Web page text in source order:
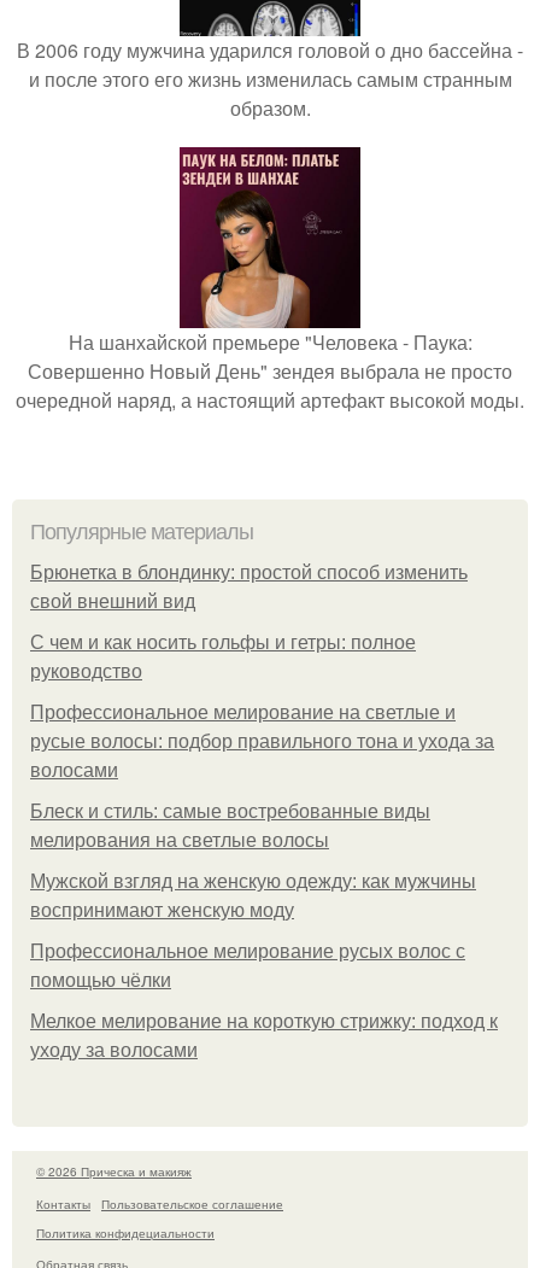
В 2006 году мужчина ударился головой о дно бассейна -
и после этого его жизнь изменилась самым странным
образом.
На шанхайской премьере "Человека - Паука:
Совершенно Новый День" зендея выбрала не просто
очередной наряд, а настоящий артефакт высокой моды.
Популярные материалы
Брюнетка в блондинку: простой способ изменить
свой внешний вид
С чем и как носить гольфы и гетры: полное
руководство
Профессиональное мелирование на светлые и
русые волосы: подбор правильного тона и ухода за
волосами
Блеск и стиль: самые востребованные виды
мелирования на светлые волосы
Мужской взгляд на женскую одежду: как мужчины
воспринимают женскую моду
Профессиональное мелирование русых волос с
помощью чёлки
Мелкое мелирование на короткую стрижку: подход к
уходу за волосами
© 2026 Прическа и макияж
Контакты
Пользовательское соглашение
Политика конфидециальности
Обратная связь